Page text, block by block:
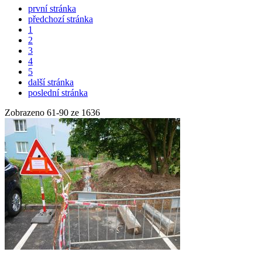
první stránka
předchozí stránka
1
2
3
4
5
další stránka
poslední stránka
Zobrazeno 61-90 ze 1636